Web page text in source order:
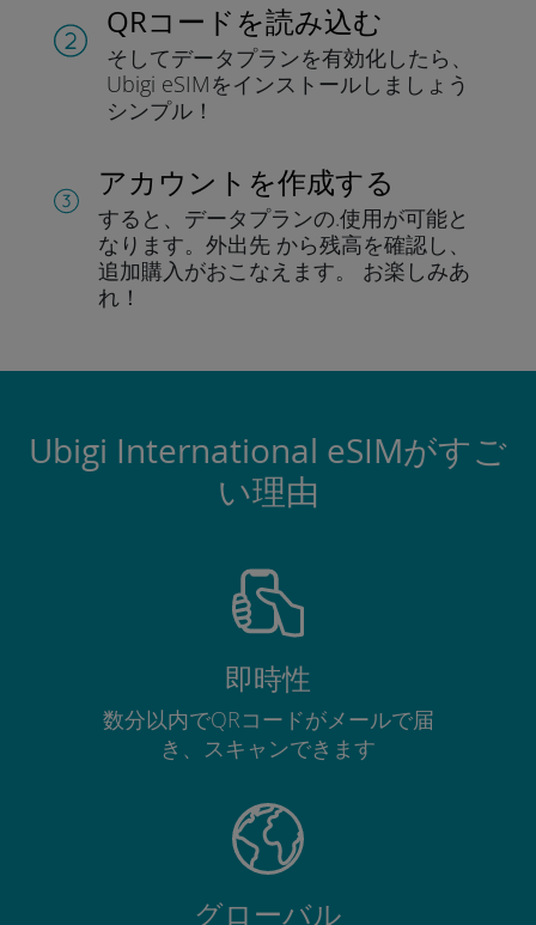
QRコードを読み込む
そしてデータプランを有効化したら、
Ubigi eSIMをインストールしま しょう
シンプル！
アカウントを作成する
すると、データプランの.使用が可能と
なります。 外出先 から残高を確認し、
追加購入がおこなえます。
お楽しみあ
れ！
Ubigi International eSIMがすご
い理由
即時性
数分以内でQRコードがメールで届
き、スキャンできます
グローバル